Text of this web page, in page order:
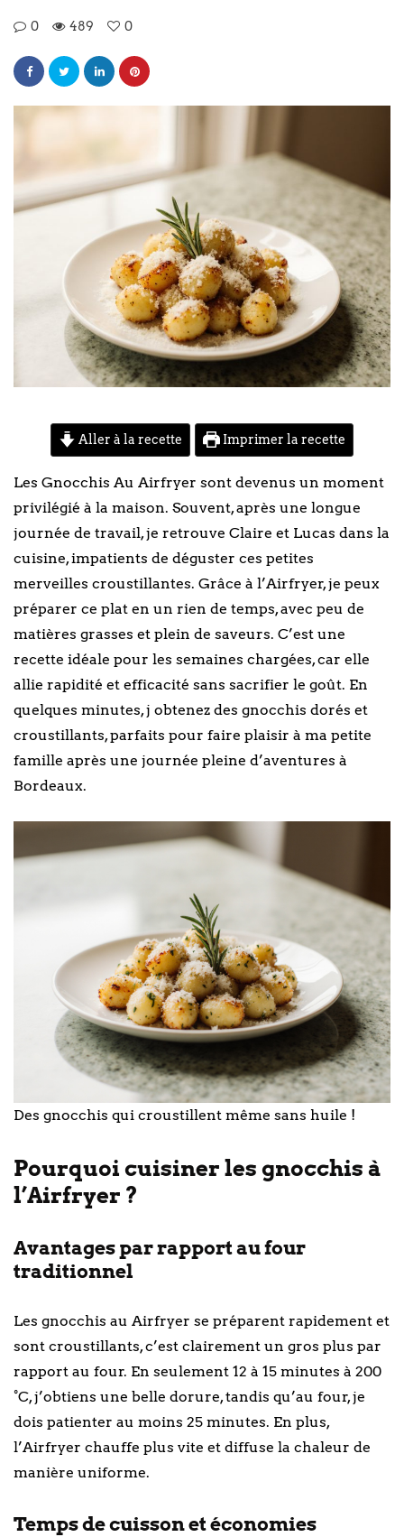
0 489 0
Aller à la recette Imprimer la recette
Les Gnocchis Au Airfryer sont devenus un moment
privilégié à la maison. Souvent, après une longue
journée de travail, je retrouve Claire et Lucas dans la
cuisine, impatients de déguster ces petites
merveilles croustillantes. Grâce à l’Airfryer, je peux
préparer ce plat en un rien de temps, avec peu de
matières grasses et plein de saveurs. C’est une
recette idéale pour les semaines chargées, car elle
allie rapidité et efficacité sans sacrifier le goût. En
quelques minutes, j obtenez des gnocchis dorés et
croustillants, parfaits pour faire plaisir à ma petite
famille après une journée pleine d’aventures à
Bordeaux.
Des gnocchis qui croustillent même sans huile !
Pourquoi cuisiner les gnocchis à
l’Airfryer ?
Avantages par rapport au four
traditionnel
Les gnocchis au Airfryer se préparent rapidement et
sont croustillants, c’est clairement un gros plus par
rapport au four. En seulement 12 à 15 minutes à 200
°C, j’obtiens une belle dorure, tandis qu’au four, je
dois patienter au moins 25 minutes. En plus,
l’Airfryer chauffe plus vite et diffuse la chaleur de
manière uniforme.
Temps de cuisson et économies